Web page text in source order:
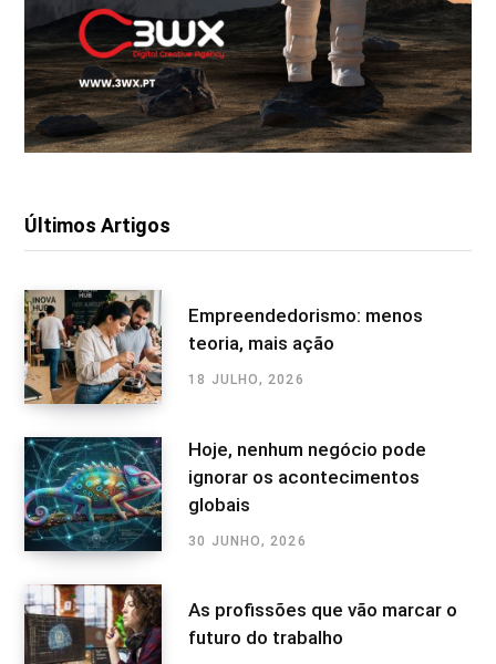
Últimos Artigos
Empreendedorismo: menos
teoria, mais ação
18 JULHO, 2026
Hoje, nenhum negócio pode
ignorar os acontecimentos
globais
30 JUNHO, 2026
As profissões que vão marcar o
futuro do trabalho